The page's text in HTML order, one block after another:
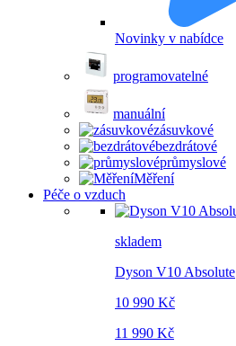
Novinky v nabídce
programovatelné
manuální
zásuvkové
bezdrátové
průmyslové
Měření
Péče o vzduch
skladem
Dyson V10 Absolute
10 990 Kč
11 990 Kč